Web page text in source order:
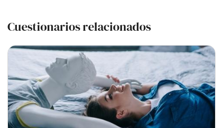
Cuestionarios relacionados